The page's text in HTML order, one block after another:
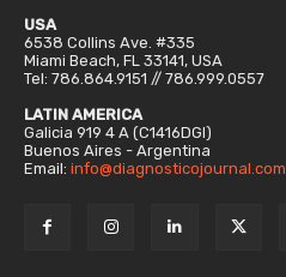
USA
6538 Collins Ave. #335
Miami Beach, FL 33141, USA
Tel: 786.864.9151 // 786.999.0557
LATIN AMERICA
Galicia 919 4 A (C1416DGI)
Buenos Aires - Argentina
Email: info@diagnosticojournal.com